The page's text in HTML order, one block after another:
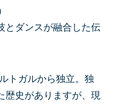
とダンスが融合した伝
トガルから独立。独
歴史がありますが、現